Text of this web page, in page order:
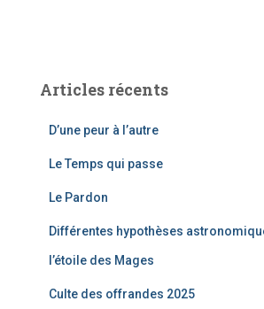
Articles récents
D’une peur à l’autre
Le Temps qui passe
Le Pardon
Différentes hypothèses
l’étoile des Mages
Culte des offrandes 2025